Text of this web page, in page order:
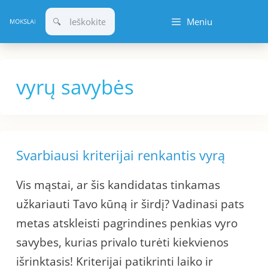
prie
turinio
Meniu
vyrų savybės
Svarbiausi kriterijai renkantis vyrą
Vis mąstai, ar šis kandidatas tinkamas
užkariauti Tavo kūną ir širdį? Vadinasi pats
metas atskleisti pagrindines penkias vyro
savybes, kurias privalo turėti kiekvienos
išrinktasis! Kriterijai patikrinti laiko ir